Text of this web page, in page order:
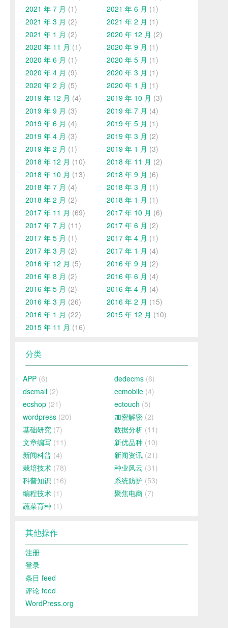
2021 年 7 月 (1) 2021 年 6 月 (1)
2021 年 3 月 (2) 2021 年 2 月 (1)
2021 年 1 月 (2) 2020 年 12 月 (2)
2020 年 11 月 (1) 2020 年 9 月 (1)
2020 年 6 月 (1) 2020 年 5 月 (1)
2020 年 4 月 (9) 2020 年 3 月 (1)
2020 年 2 月 (5) 2020 年 1 月 (1)
2019 年 12 月 (4) 2019 年 10 月 (3)
2019 年 9 月 (3) 2019 年 7 月 (4)
2019 年 6 月 (4) 2019 年 5 月 (1)
2019 年 4 月 (3) 2019 年 3 月 (2)
2019 年 2 月 (1) 2019 年 1 月 (3)
2018 年 12 月 (10) 2018 年 11 月 (2)
2018 年 10 月 (13) 2018 年 9 月 (6)
2018 年 7 月 (4) 2018 年 3 月 (1)
2018 年 2 月 (2) 2018 年 1 月 (1)
2017 年 11 月 (69) 2017 年 10 月 (6)
2017 年 7 月 (11) 2017 年 6 月 (2)
2017 年 5 月 (1) 2017 年 4 月 (1)
2017 年 3 月 (2) 2017 年 1 月 (4)
2016 年 12 月 (5) 2016 年 9 月 (2)
2016 年 8 月 (2) 2016 年 6 月 (4)
2016 年 5 月 (2) 2016 年 4 月 (4)
2016 年 3 月 (26) 2016 年 2 月 (15)
2016 年 1 月 (22) 2015 年 12 月 (10)
2015 年 11 月 (16)
分类
APP (6) dedecms (6)
dscmall (2) ecmobile (4)
ecshop (21) ectouch (5)
wordpress (20) 加密解密 (2)
基础研究 (7) 数据分析 (11)
文章编写 (11) 新优品种 (10)
新闻科普 (4) 新闻资讯 (21)
栽培技术 (78) 种业风云 (31)
科普知识 (16) 系统防护 (53)
编程技术 (1) 聚焦电商 (7)
蔬菜育种 (1)
其他操作
注册
登录
条目 feed
评论 feed
WordPress.org